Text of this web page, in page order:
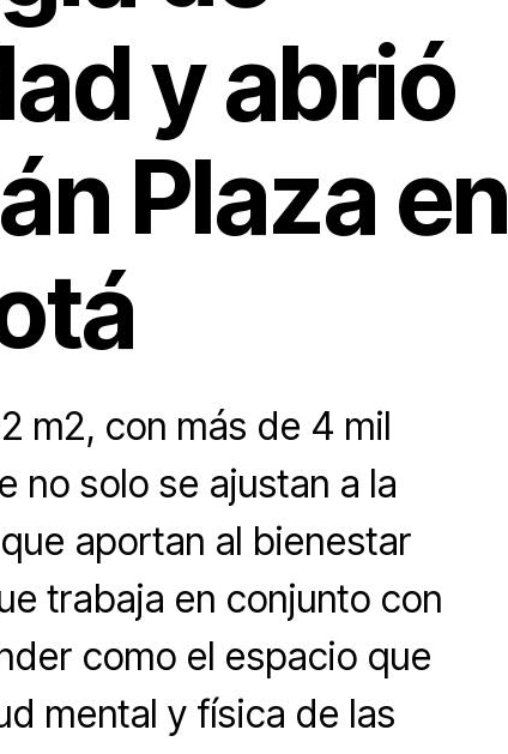
y abrió
Plaza en
m2, con más de 4 mil
no solo se ajustan a la
aportan al bienestar
trabaja en conjunto con
como el espacio que
mental y física de las